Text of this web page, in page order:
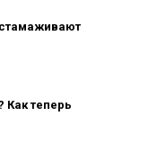
Как теперь